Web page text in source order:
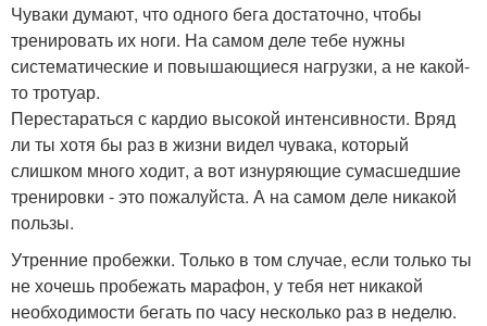
Чуваки думают, что одного бега достаточно, чтобы
тренировать их ноги. На самом деле тебе нужны
систематические и повышающиеся нагрузки, а не какой-
то тротуар.
Перестараться с кардио высокой интенсивности. Вряд
ли ты хотя бы раз в жизни видел чувака, который
слишком много ходит, а вот изнуряющие сумасшедшие
тренировки - это пожалуйста. А на самом деле никакой
пользы.
Утренние пробежки. Только в том случае, если только ты
не хочешь пробежать марафон, у тебя нет никакой
необходимости бегать по часу несколько раз в неделю.